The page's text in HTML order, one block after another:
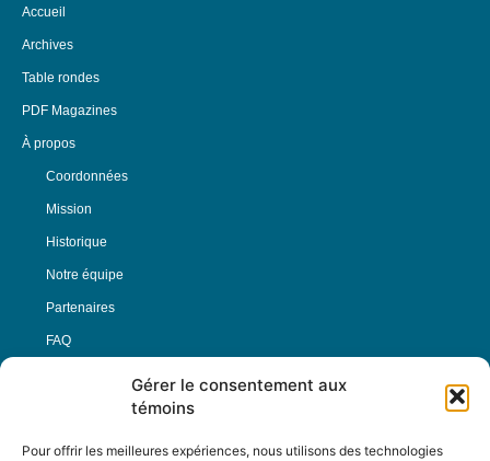
Gérer le consentement aux
témoins
Pour offrir les meilleures expériences, nous utilisons des technologies
Accueil
Archives
Table rondes
PDF Magazines
À propos
Coordonnées
Mission
Historique
Notre équipe
Partenaires
FAQ